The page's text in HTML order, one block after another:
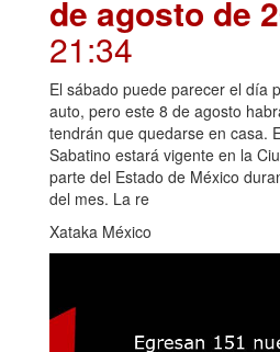
de agosto de
21:34
El sábado puede parecer el día
auto, pero este 8 de agosto
tendrán que quedarse en casa.
Sabatino estará vigente en la
parte del Estado de México
del mes. La re
Xataka México